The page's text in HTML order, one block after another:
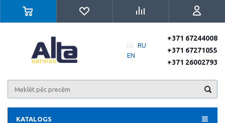
LV RU
EN
+371 67244008
+371 67271055
+371 26002793
KATALOGS